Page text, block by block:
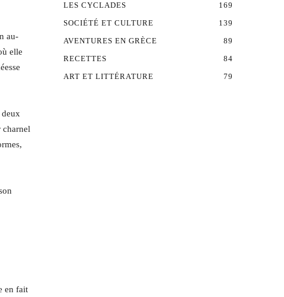
au-
elle
deux
charnel
en fait
LES CYCLADES
169
SOCIÉTÉ ET CULTURE
139
AVENTURES EN GRÈCE
89
RECETTES
84
ART ET LITTÉRATURE
79